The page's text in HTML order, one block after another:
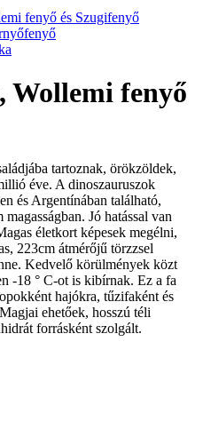
fenyő és Szugifenyő
fenyő
tartoznak, örökzöldek,
éve. A dinoszauruszok
és Argentínában található,
Jó hatással van
életkort képesek megélni,
223cm átmérőjű törzzsel
Kedvelő körülmények közt
-18 ° C-ot is kibírnak. Ez a fa
hajókra, tűzifaként és
ehetőek, hosszú téli
forrásként szolgált.